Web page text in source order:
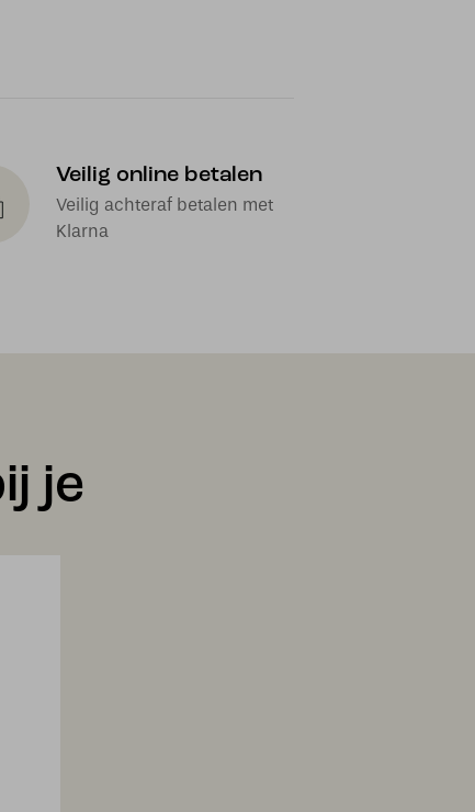
Veilig online betalen
Veilig achteraf betalen met
Klarna
je